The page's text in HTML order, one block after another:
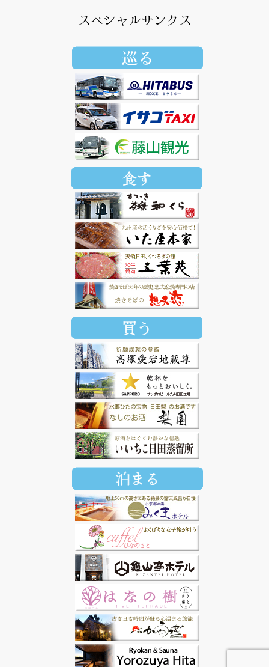
スペシャルサンクス